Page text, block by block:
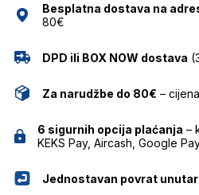
Besplatna dostava na
80€
DPD ili BOX NOW dostava
Za narudžbe do 80€ –
6 sigurnih opcija plaćanja –
KEKS Pay, Aircash, Google
Jednostavan povrat unutar